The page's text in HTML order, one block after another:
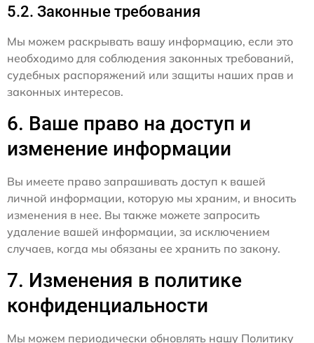
5.2. Законные требования
Мы можем раскрывать вашу информацию, если это
необходимо для соблюдения законных требований,
судебных распоряжений или защиты наших прав и
законных интересов.
6. Ваше право на доступ и
изменение информации
Вы имеете право запрашивать доступ к вашей
личной информации, которую мы храним, и вносить
изменения в нее. Вы также можете запросить
удаление вашей информации, за исключением
случаев, когда мы обязаны ее хранить по закону.
7. Изменения в политике
конфиденциальности
Мы можем периодически обновлять нашу Политику